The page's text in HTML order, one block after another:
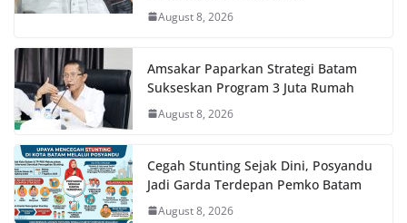
August 8, 2026
Amsakar Paparkan Strategi Batam
Sukseskan Program 3 Juta Rumah
August 8, 2026
Cegah Stunting Sejak Dini, Posyandu
Jadi Garda Terdepan Pemko Batam
August 8, 2026